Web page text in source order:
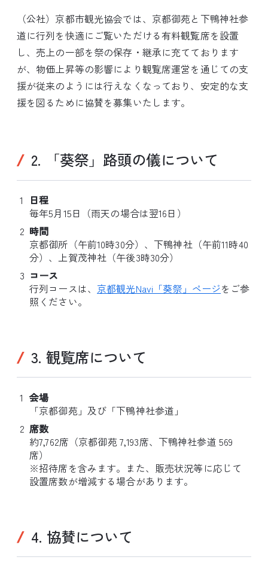
（公社）京都市観光協会では、京都御苑と下鴨神社参
道に行列を快適にご覧いただける有料観覧席を設置
し、売上の一部を祭の保存・継承に充てております
が、物価上昇等の影響により観覧席運営を通じての支
援が従来のようには行えなくなっており、安定的な支
援を図るために協賛を募集いたします。
2. 「葵祭」路頭の儀について
日程
毎年5月15日（雨天の場合は翌16日）
時間
京都御所（午前10時30分）、下鴨神社（午前11時40
分）、上賀茂神社（午後3時30分）
コース
行列コースは、 京都観光Navi「葵祭」ページをご参
照ください。
3. 観覧席について
会場
「京都御苑」及び「下鴨神社参道」
席数
約7,762席（京都御苑 7,193席、下鴨神社参道 569
席）
※招待席を含みます。また、販売状況等に応じて
設置席数が増減する場合があります。
4. 協賛について